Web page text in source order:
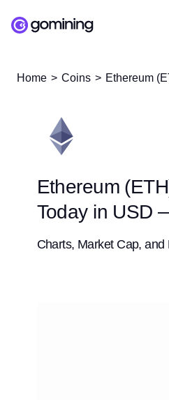
Home Coins Ethereum
Ethereum
Today in USD
Charts, Market Cap, and